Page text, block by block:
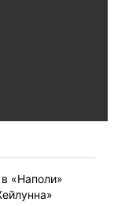
«Наполи»